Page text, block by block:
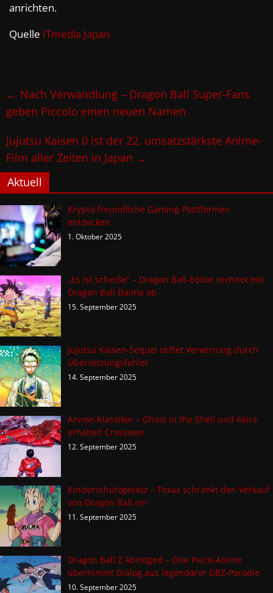
anrichten.
Quelle ITmedia Japan
← Nach Verwandlung – Dragon Ball Super-Fans
geben Piccolo einen neuen Namen
Jujutsu Kaisen 0 ist der 22. umsatzstärkste Anime-
Film aller Zeiten in Japan →
Aktuell
Krypto-freundliche Gaming-Plattformen
entdecken
1. Oktober 2025
„Es ist scheiße“ – Dragon Ball-Editor rechnet mit
Dragon Ball Daima ab
15. September 2025
Jujutsu Kaisen-Sequel stiftet Verwirrung durch
Übersetzungsfehler
14. September 2025
Anime-Klassiker – Ghost in the Shell und Akira
erhalten Crossover
12. September 2025
Kinderschutzgesetz – Texas schränkt den Verkauf
von Dragon Ball ein
11. September 2025
Dragon Ball Z Abridged – One Piece-Anime
übernimmt Dialog aus legendärer DBZ-Parodie
10. September 2025